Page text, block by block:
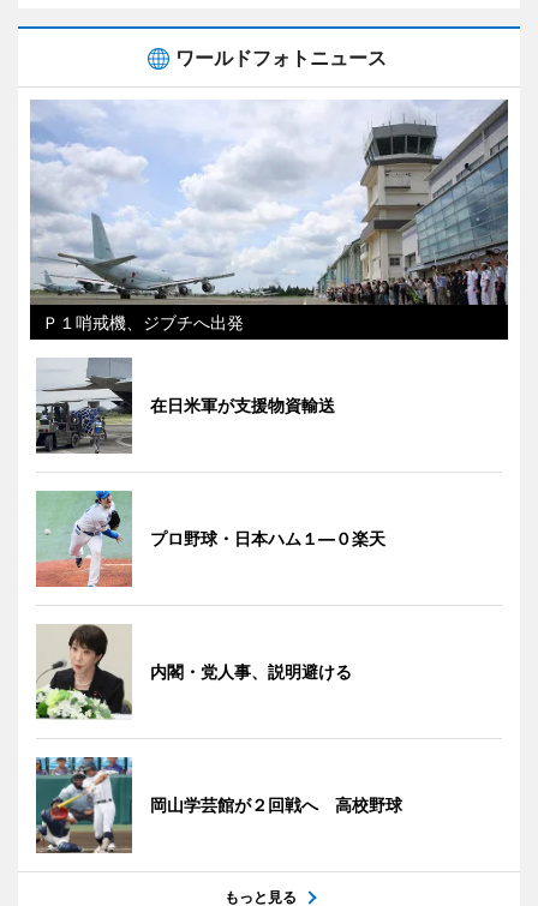
ワールドフォトニュース
Ｐ１哨戒機、ジブチへ出発
在日米軍が支援物資輸送
プロ野球・日本ハム１―０楽天
内閣・党人事、説明避ける
岡山学芸館が２回戦へ 高校野球
もっと見る